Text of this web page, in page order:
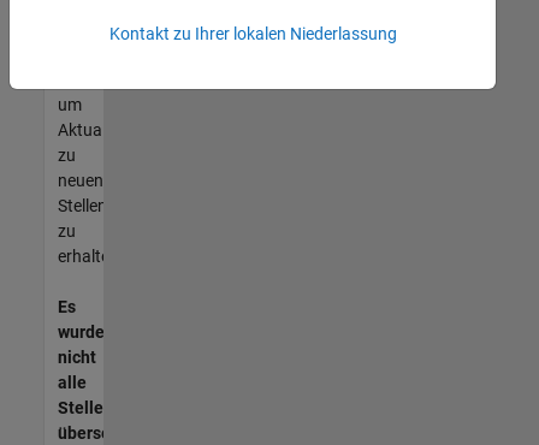
unseres
um
Aktualisierungen
zu
neuen
Stellenangeboten
zu
erhalten.
Es
wurden
nicht
alle
Stellen
übersetzt.
Kontakt zu Ihrer lokalen Niederlassung